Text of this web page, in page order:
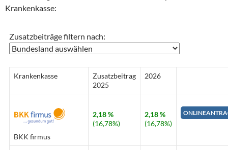
Krankenkasse:
Zusatzbeiträge filtern nach:
Krankenkasse
Zusatzbeitrag
2025
2026
BKK firmus
2,18 %
(16,78%)
2,18 %
(16,78%)